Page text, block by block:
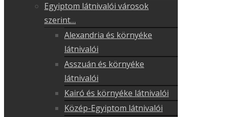
Egyiptom látnivalói városok
szerint…
Alexandria és környéke
látnivalói
Asszuán és környéke
látnivalói
Kairó és környéke látnivalói
Közép-Egyiptom látnivalói